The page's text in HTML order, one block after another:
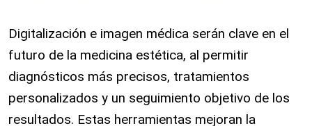
Digitalización e imagen médica serán clave en el
futuro de la medicina estética, al permitir
diagnósticos más precisos, tratamientos
personalizados y un seguimiento objetivo de los
resultados. Estas herramientas mejoran la